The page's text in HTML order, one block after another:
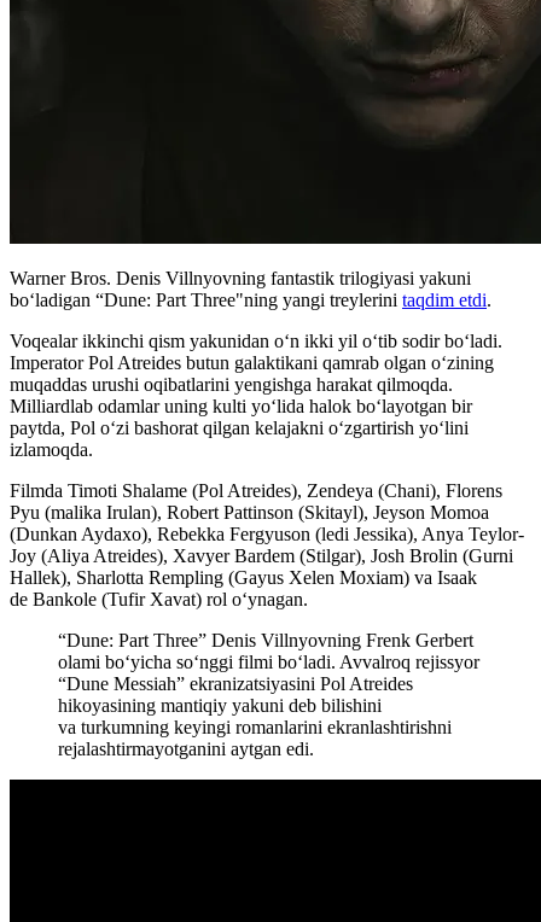
Warner Bros. Denis Villnyovning fantastik trilogiyasi yakuni
bo‘ladigan “Dune: Part Three"ning yangi treylerini taqdim etdi.
Voqealar ikkinchi qism yakunidan o‘n ikki yil o‘tib sodir bo‘ladi.
Imperator Pol Atreides butun galaktikani qamrab olgan o‘zining
muqaddas urushi oqibatlarini yengishga harakat qilmoqda.
Milliardlab odamlar uning kulti yo‘lida halok bo‘layotgan bir
paytda, Pol o‘zi bashorat qilgan kelajakni o‘zgartirish yo‘lini
izlamoqda.
Filmda Timoti Shalame (Pol Atreides), Zendeya (Chani), Florens
Pyu (malika Irulan), Robert Pattinson (Skitayl), Jeyson Momoa
(Dunkan Aydaxo), Rebekka Fergyuson (ledi Jessika), Anya Teylor-
Joy (Aliya Atreides), Xavyer Bardem (Stilgar), Josh Brolin (Gurni
Hallek), Sharlotta Rempling (Gayus Xelen Moxiam) va Isaak
de Bankole (Tufir Xavat) rol o‘ynagan.
“Dune: Part Three” Denis Villnyovning Frenk Gerbert
olami bo‘yicha so‘nggi filmi bo‘ladi. Avvalroq rejissyor
“Dune Messiah” ekranizatsiyasini Pol Atreides
hikoyasining mantiqiy yakuni deb bilishini
va turkumning keyingi romanlarini ekranlashtirishni
rejalashtirmayotganini aytgan edi.